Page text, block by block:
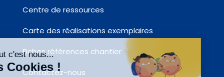
Centre de ressources
Carte des réalisations exemplaires
Fiches références chantier
Contactez-nous